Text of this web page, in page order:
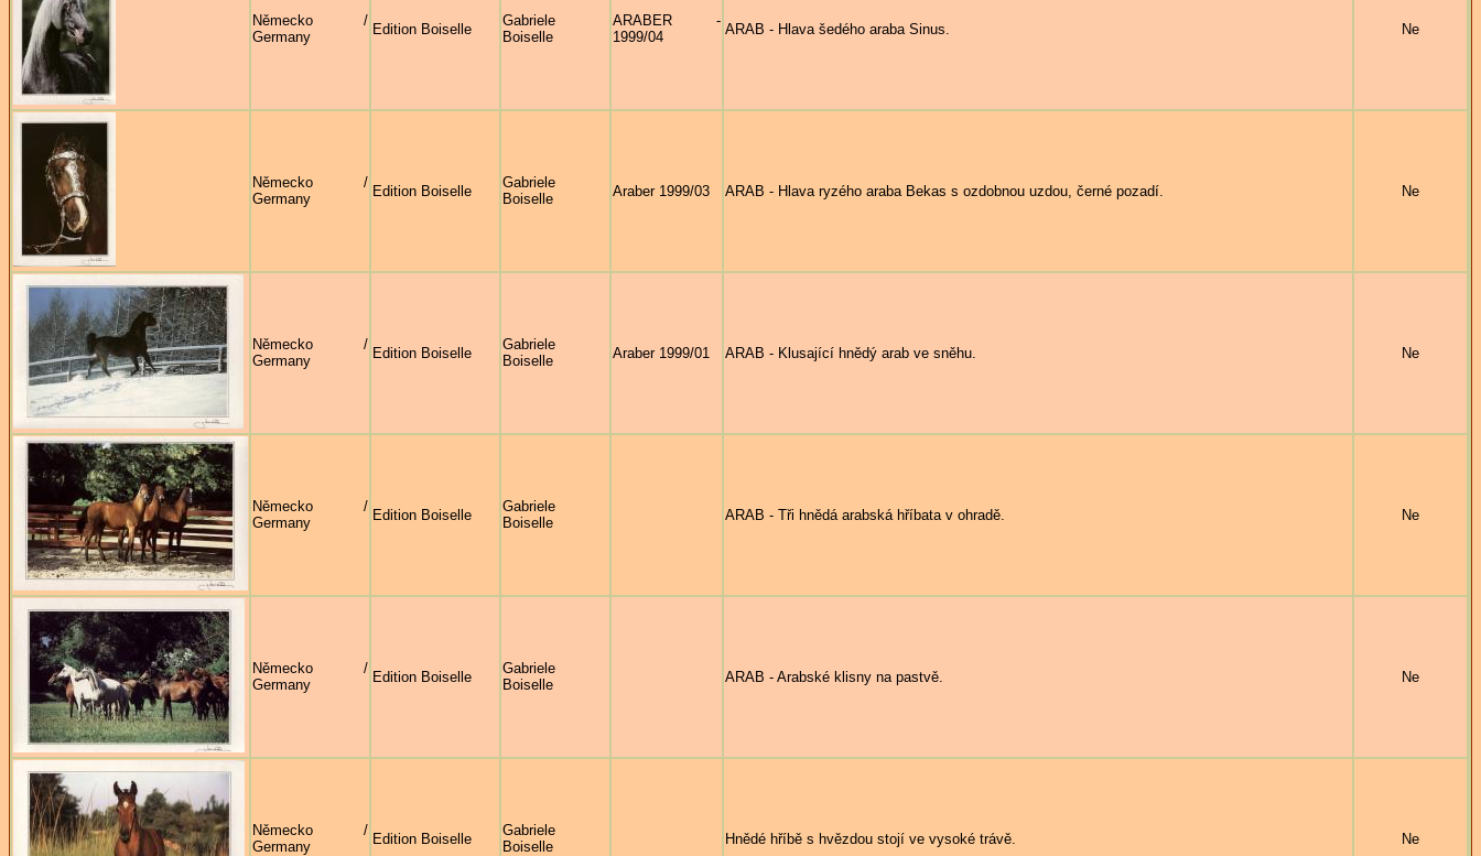
Německo /
Germany
Edition Boiselle
Gabriele
Boiselle
ARABER -
1999/04
ARAB - Hlava šedého araba Sinus. Ne
Německo /
Germany
Edition Boiselle
Gabriele
Boiselle
Araber 1999/03 ARAB - Hlava ryzého araba Bekas s ozdobnou uzdou, černé pozadí. Ne
Německo /
Germany
Edition Boiselle
Gabriele
Boiselle
Araber 1999/01 ARAB - Klusající hnědý arab ve sněhu. Ne
Německo /
Germany
Edition Boiselle
Gabriele
Boiselle
ARAB - Tři hnědá arabská hříbata v ohradě. Ne
Německo /
Germany
Edition Boiselle
Gabriele
Boiselle
ARAB - Arabské klisny na pastvě. Ne
Německo /
Germany
Edition Boiselle
Gabriele
Boiselle
Hnědé hříbě s hvězdou stojí ve vysoké trávě. Ne